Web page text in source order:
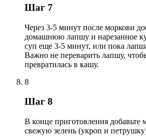
Шаг 7
Через 3-5 минут после моркови
домашнюю лапшу и нарезанное
суп еще 3-5 минут, или пока
Важно не переварить лапшу,
превратилась в кашу.
8
Шаг 8
В конце приготовления добавьте
свежую зелень (укроп и